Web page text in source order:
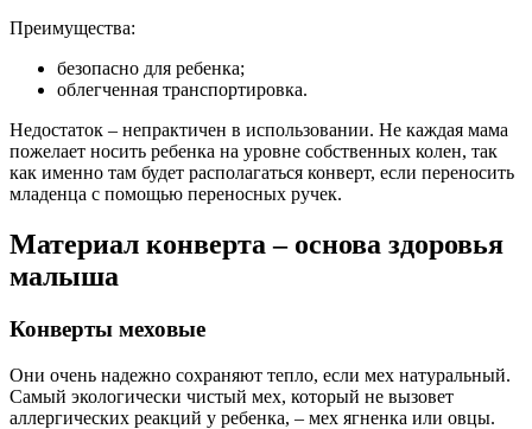
Преимущества:
безопасно для ребенка;
облегченная транспортировка.
Недостаток – непрактичен в использовании. Не каждая мама
пожелает носить ребенка на уровне собственных колен, так
как именно там будет располагаться конверт, если переносить
младенца с помощью переносных ручек.
Материал конверта – основа здоровья
малыша
Конверты меховые
Они очень надежно сохраняют тепло, если мех натуральный.
Самый экологически чистый мех, который не вызовет
аллергических реакций у ребенка, – мех ягненка или овцы.